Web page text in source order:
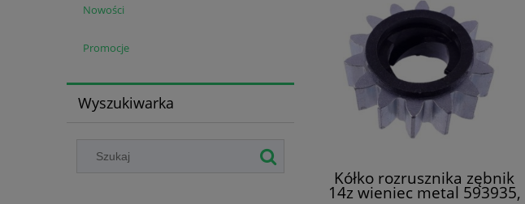
Nowości
Promocje
Wyszukiwarka
Kółko rozrusznika zębnik
14z wieniec metal 593935,